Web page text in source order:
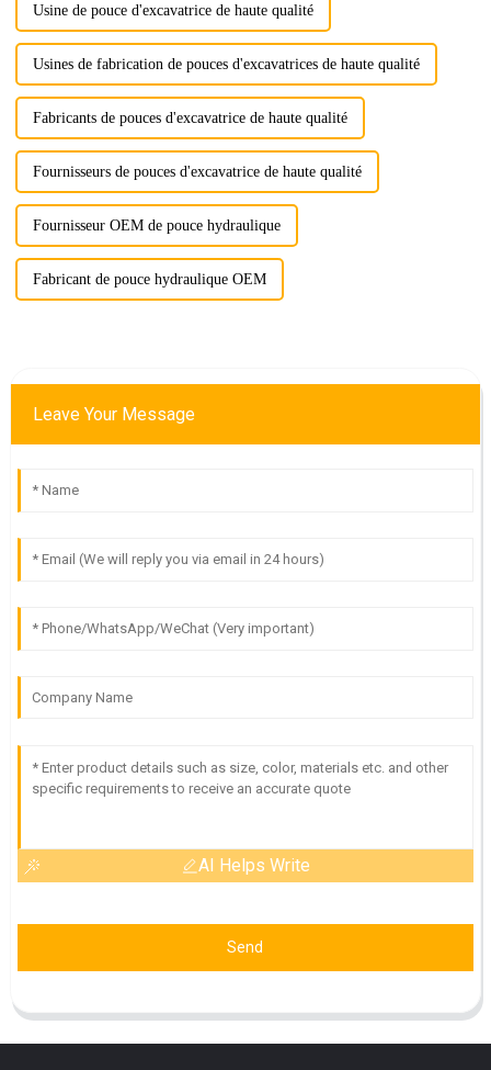
Usine de pouce d'excavatrice de haute qualité
Usines de fabrication de pouces d'excavatrices de haute qualité
Fabricants de pouces d'excavatrice de haute qualité
Fournisseurs de pouces d'excavatrice de haute qualité
Fournisseur OEM de pouce hydraulique
Fabricant de pouce hydraulique OEM
Leave Your Message
AI Helps Write
Send